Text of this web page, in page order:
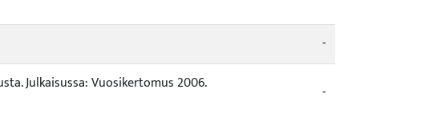
-
Julkaisussa: Vuosikertomus 2006.
-